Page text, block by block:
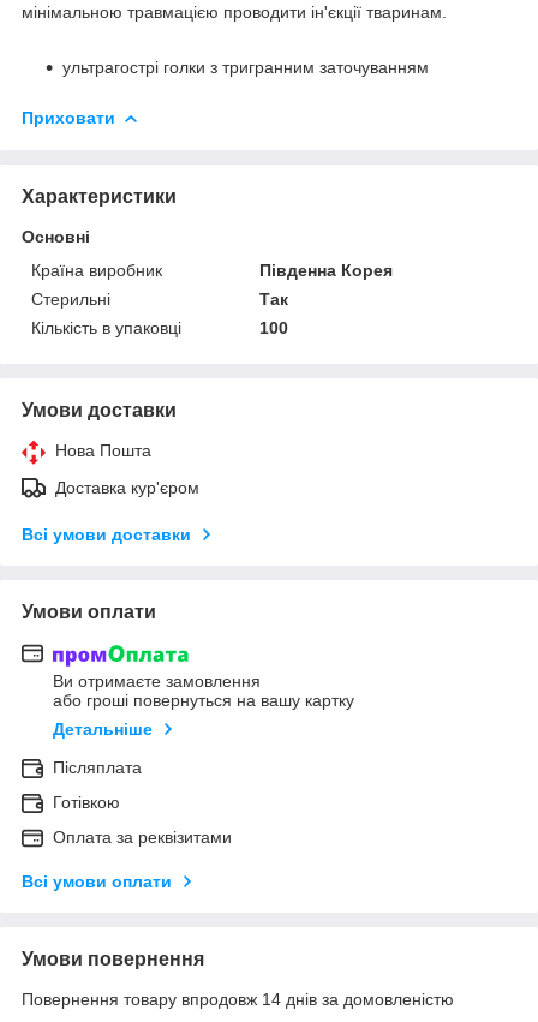
мінімальною травмацією проводити ін'єкції тваринам.
ультрагострі голки з тригранним заточуванням
Приховати
Характеристики
Основні
Країна виробник
Південна Корея
Стерильні
Так
Кількість в упаковці
100
Умови доставки
Нова Пошта
Доставка кур'єром
Всі умови доставки
Умови оплати
Ви отримаєте замовлення
або гроші повернуться на вашу картку
Детальніше
Післяплата
Готівкою
Оплата за реквізитами
Всі умови оплати
Умови повернення
Повернення товару впродовж 14 днів за домовленістю